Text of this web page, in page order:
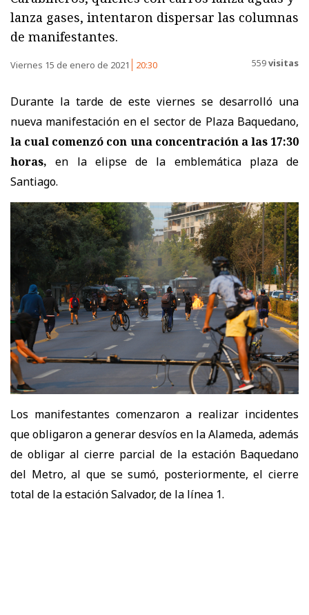
lanza gases, intentaron dispersar las columnas
de manifestantes.
Viernes 15 de enero de 2021 20:30 559visitas
Durante la tarde de este viernes se desarrolló una
nueva manifestación en el sector de Plaza Baquedano,
la cual comenzó con una concentración a las 17:30
horas, en la elipse de la emblemática plaza de
Santiago.
Los manifestantes comenzaron a realizar incidentes
que obligaron a generar desvíos en la Alameda, además
de obligar al cierre parcial de la estación Baquedano
del Metro, al que se sumó, posteriormente, el cierre
total de la estación Salvador, de la línea 1.